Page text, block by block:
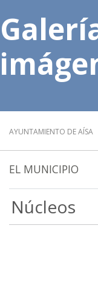
AYUNTAMIENTO DE AÍSA
EL MUNICIPIO
Núcleos